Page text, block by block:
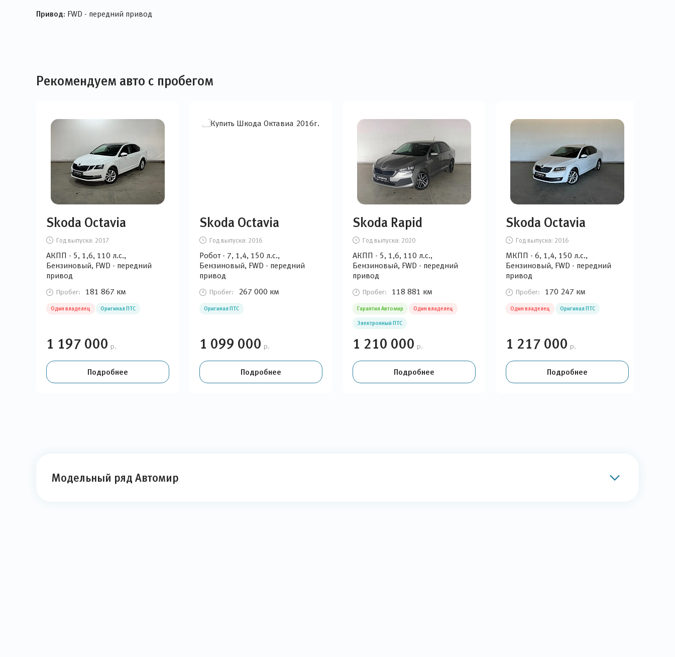
Привод: FWD - передний привод
Рекомендуем авто с пробегом
Skoda Octavia
Год выпуска: 2017
АКПП - 5, 1,6, 110 л.с.,
Бензиновый, FWD - передний
привод
Пробег: 181 867 км
Один владелец Оригинал ПТС
1 197 000 р.
Подробнее
Skoda Octavia
Год выпуска: 2016
Робот - 7, 1,4, 150 л.с.,
Бензиновый, FWD - передний
привод
Пробег: 267 000 км
Оригинал ПТС
1 099 000 р.
Подробнее
Skoda Rapid
Год выпуска: 2020
АКПП - 5, 1,6, 110 л.с.,
Бензиновый, FWD - передний
привод
Пробег: 118 881 км
Гарантия Автомир Один владелец
Электронный ПТС
1 210 000 р.
Подробнее
Skoda Octavia
Год выпуска: 2016
МКПП - 6, 1,4, 150 л.с.,
Бензиновый, FWD - передний
привод
Пробег: 170 247 км
Один владелец Оригинал ПТС
1 217 000 р.
Подробнее
Модельный ряд Автомир